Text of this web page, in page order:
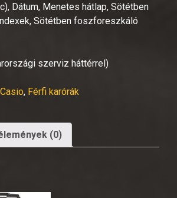
Dátum, Menetes hátlap, Sötétben
Sötétben foszforeszkáló
szerviz háttérrel)
, Férfi karórák
(0)